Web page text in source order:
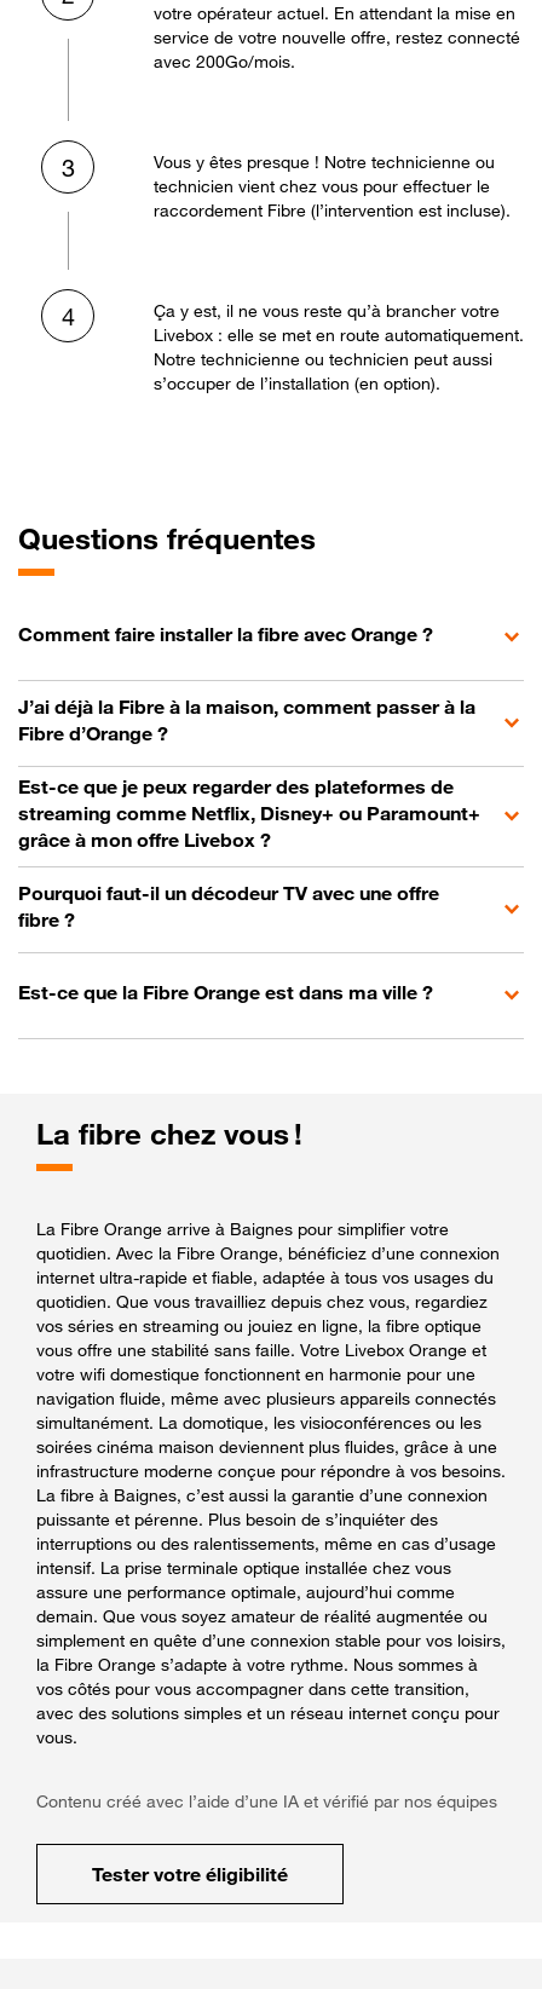
votre opérateur actuel. En attendant la mise en
service de votre nouvelle offre, restez connecté
avec 200Go/mois.
3
Vous y êtes presque ! Notre technicienne ou
technicien vient chez vous pour effectuer le
raccordement Fibre (l’intervention est incluse).
4
Ça y est, il ne vous reste qu’à brancher votre
Livebox : elle se met en route automatiquement.
Notre technicienne ou technicien peut aussi
s’occuper de l’installation (en option).
Questions fréquentes
Comment faire installer la fibre avec Orange ?
J’ai déjà la Fibre à la maison, comment passer à la
Fibre d’Orange ?
Est-ce que je peux regarder des plateformes de
streaming comme Netflix, Disney+ ou Paramount+
grâce à mon offre Livebox ?
Pourquoi faut-il un décodeur TV avec une offre
fibre ?
Est-ce que la Fibre Orange est dans ma ville ?
La fibre chez vous !
La Fibre Orange arrive à Baignes pour simplifier votre
quotidien. Avec la Fibre Orange, bénéficiez d’une connexion
internet ultra-rapide et fiable, adaptée à tous vos usages du
quotidien. Que vous travailliez depuis chez vous, regardiez
vos séries en streaming ou jouiez en ligne, la fibre optique
vous offre une stabilité sans faille. Votre Livebox Orange et
votre wifi domestique fonctionnent en harmonie pour une
navigation fluide, même avec plusieurs appareils connectés
simultanément. La domotique, les visioconférences ou les
soirées cinéma maison deviennent plus fluides, grâce à une
infrastructure moderne conçue pour répondre à vos besoins.
La fibre à Baignes, c’est aussi la garantie d’une connexion
puissante et pérenne. Plus besoin de s’inquiéter des
interruptions ou des ralentissements, même en cas d’usage
intensif. La prise terminale optique installée chez vous
assure une performance optimale, aujourd’hui comme
demain. Que vous soyez amateur de réalité augmentée ou
simplement en quête d’une connexion stable pour vos loisirs,
la Fibre Orange s’adapte à votre rythme. Nous sommes à
vos côtés pour vous accompagner dans cette transition,
avec des solutions simples et un réseau internet conçu pour
vous.
Contenu créé avec l’aide d’une IA et vérifié par nos équipes
Tester votre éligibilité